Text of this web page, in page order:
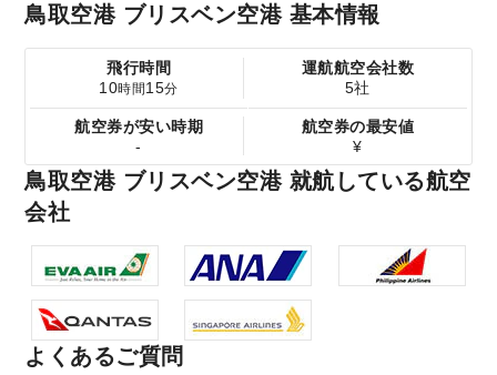
鳥取空港 ブリスベン空港 基本情報
飛行時間
10時間15分
運航航空会社数
5社
航空券が安い時期
-
航空券の最安値
¥
鳥取空港 ブリスベン空港 就航している航空
会社
よくあるご質問